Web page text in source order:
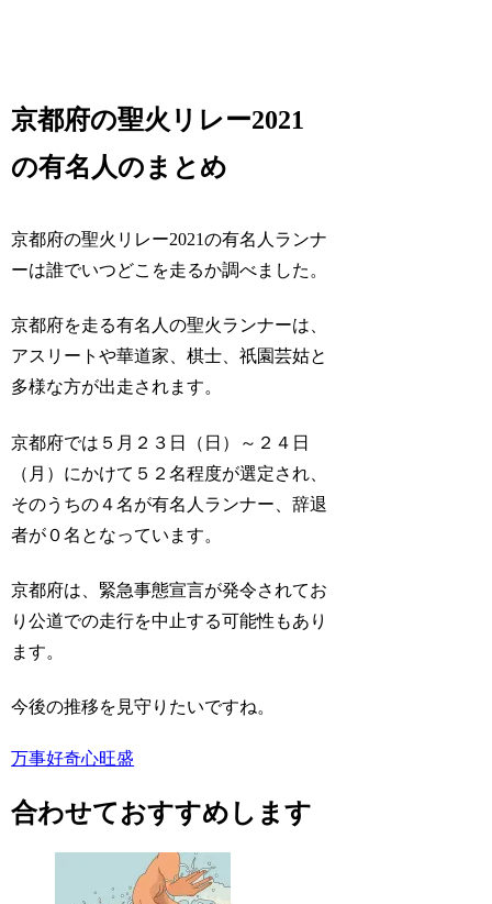
京都府の聖火リレー2021
の有名人のまとめ
京都府の聖火リレー2021の有名人ランナ
ーは誰でいつどこを走るか調べました。
京都府を走る有名人の聖火ランナーは、
アスリートや華道家、棋士、祇園芸姑と
多様な方が出走されます。
京都府では５月２３日（日）～２４日
（月）にかけて５２名程度が選定され、
そのうちの４名が有名人ランナー、辞退
者が０名となっています。
京都府は、緊急事態宣言が発令されてお
り公道での走行を中止する可能性もあり
ます。
今後の推移を見守りたいですね。
万事好奇心旺盛
合わせておすすめします